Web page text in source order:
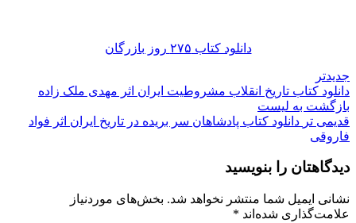
دانلود کتاب ۲۷۵ روز بازرگان
جدیدتر
دانلود کتاب تاریخ انقلاب مشروطیت ایران اثر مهدی ملک زاده
بازگشت به لیست
قدیمی تر دانلود کتاب پادشاهان سر بریده در تاریخ ایران اثر فواد
فاروقی
دیدگاهتان را بنویسید
نشانی ایمیل شما منتشر نخواهد شد. بخش‌های موردنیاز
علامت‌گذاری شده‌اند *